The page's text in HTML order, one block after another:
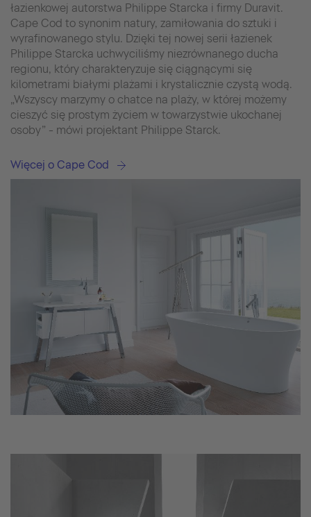
łazienkowej autorstwa Philippe Starcka i firmy Duravit.
Cape Cod to synonim natury, zamiłowania do sztuki i
wyrafinowanego stylu. Dzięki tej nowej serii łazienek
Philippe Starcka uchwyciliśmy niezrównanego ducha
regionu, który charakteryzuje się ciągnącymi się
kilometrami białymi plażami i krystalicznie czystą wodą.
„Wszyscy marzymy o chatce na plaży, w której możemy
cieszyć się prostym życiem w towarzystwie ukochanej
osoby” - mówi projektant Philippe Starck.
Więcej o Cape Cod